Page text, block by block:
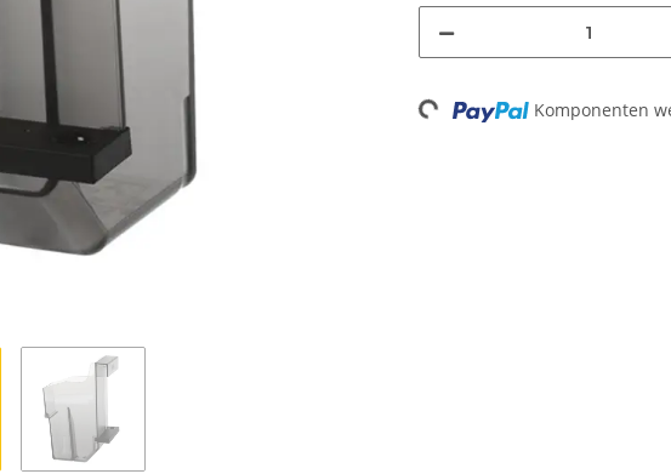
Loading... Komponenten